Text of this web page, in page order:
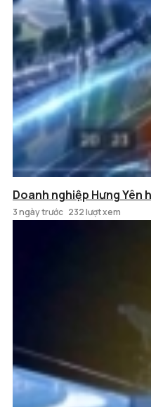
Doanh nghiệp Hưng Yên
3 ngày trước 232 lượt xem